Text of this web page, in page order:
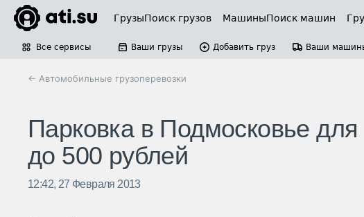
ГрузыПоиск грузов МашиныПоиск машин
Все сервисы Ваши грузы Добавить груз Ваши
← Автомобильные грузоперевозки
Парковка в Подмосковье для
до 500 рублей
12:42, 27 Февраля 2013